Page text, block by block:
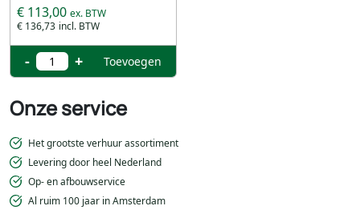
Onze service
Het grootste verhuur assortiment
Levering door heel Nederland
Op- en afbouwservice
Al ruim 100 jaar in Amsterdam
€ 136,73
€ 113,00
- + Toevoegen